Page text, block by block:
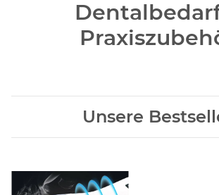
Unsere